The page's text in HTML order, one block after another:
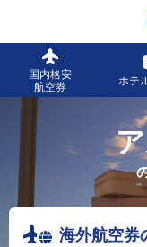
国内格安
航空券
ホテ
海外航空券